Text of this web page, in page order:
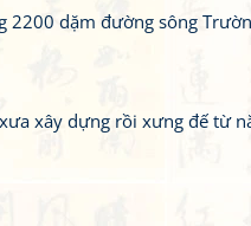
2200 dặm đường sông
xây dựng rồi xưng đế từ